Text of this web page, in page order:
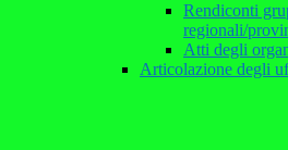
Rendiconti
regionali/
Atti degli
Articolazione degli